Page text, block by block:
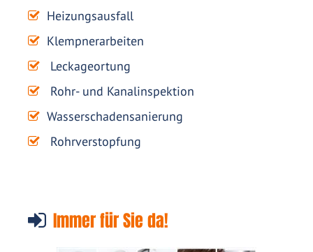
Heizungsausfall
Klempnerarbeiten
Leckageortung
Rohr- und Kanalinspektion
Wasserschadensanierung
Rohrverstopfung
Immer für Sie da!